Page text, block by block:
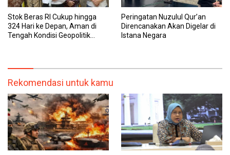
Stok Beras RI Cukup hingga
324 Hari ke Depan, Aman di
Tengah Kondisi Geopolitik
Peringatan Nuzulul Qur’an
Direncanakan Akan Digelar di
Istana Negara
Rekomendasi untuk kamu